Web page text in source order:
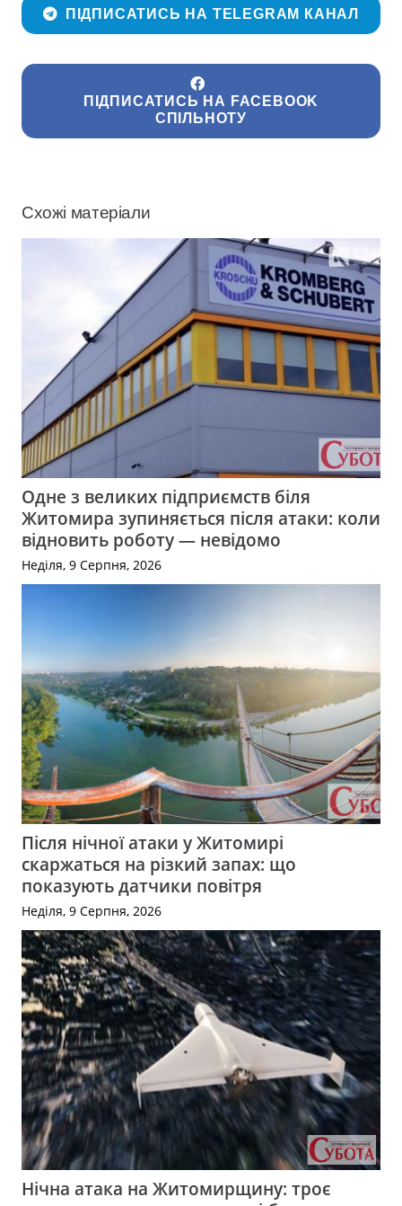
ПІДПИСАТИСЬ НА TELEGRAM КАНАЛ
ПІДПИСАТИСЬ НА FACEBOOK
СПІЛЬНОТУ
Схожі матеріали
Одне з великих підприємств біля
Житомира зупиняється після атаки: коли
відновить роботу — невідомо
Неділя, 9 Серпня, 2026
Після нічної атаки у Житомирі
скаржаться на різкий запах: що
показують датчики повітря
Неділя, 9 Серпня, 2026
Нічна атака на Житомирщину: троє